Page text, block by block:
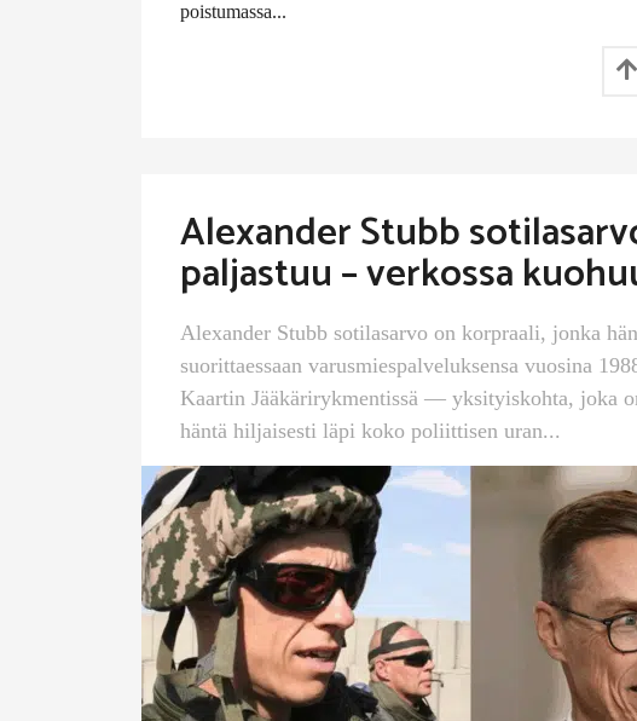
poistumassa...
Alexander Stubb
paljastuu – verkossa
Alexander Stubb sotilasarvo on korpraali, jonka
suorittaessaan varusmiespalveluksensa vuosina
Kaartin Jääkärirykmentissä — yksityiskohta, joka
häntä hiljaisesti läpi koko poliittisen uran...